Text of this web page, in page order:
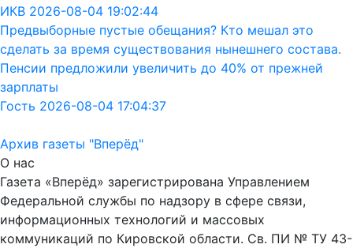
ИКВ 2026-08-04 19:02:44
Предвыборные пустые обещания? Кто мешал это
сделать за время существования нынешнего состава.
Пенсии предложили увеличить до 40% от прежней
зарплаты
Гость 2026-08-04 17:04:37
Архив газеты "Вперёд"
О нас
Газета «Вперёд» зарегистрирована Управлением
Федеральной службы по надзору в сфере связи,
информационных технологий и массовых
коммуникаций по Кировской области. Св. ПИ № ТУ 43-